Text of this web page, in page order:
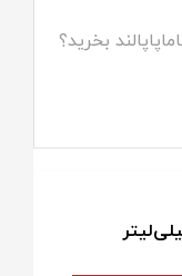
بخرید؟
کامل صابون مایع ۱۰۰۰ میلی‌لیتر